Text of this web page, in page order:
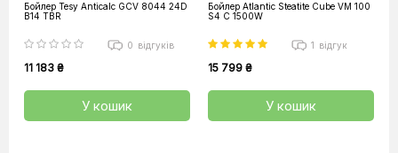
Бойлер Tesy Anticalc GCV 8044 24D
B14 TBR
0 відгуків
11 183 ₴
У кошик
Бойлер Atlantic Steatite Cube VM 100
S4 C 1500W
1 відгук
15 799 ₴
У кошик